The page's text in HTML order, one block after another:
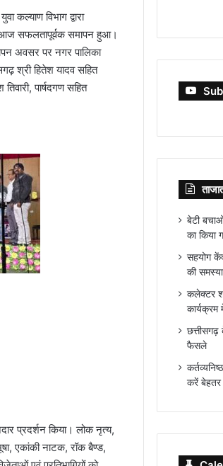
विभाग द्वारा
आज सफलतापूर्वक समापन हुआ।
अवसर पर नगर पालिका
श्री हितेश यादव सहित
पार्षदगण सहित
प्रदर्शन किया। लोक नृत्य,
एकांकी नाटक, रॉक बैण्ड,
बेटी
का किया
सहयोग
की
कलेक्टर
कार्यक्रम
फैसले
करें बेहतर